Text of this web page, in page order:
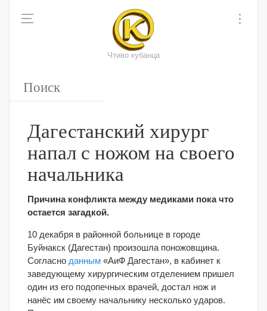
Чтиво кубанца
Дагестанский хирург
напал с ножом на своего
начальника
Причина конфликта между медиками пока что
остается загадкой.
10 декабря в районной больнице в городе
Буйнакск (Дагестан) произошла поножовщина.
Согласно данным «АиФ Дагестан», в кабинет к
заведующему хирургическим отделением пришел
один из его подопечных врачей, достал нож и
нанёс им своему начальнику несколько ударов.